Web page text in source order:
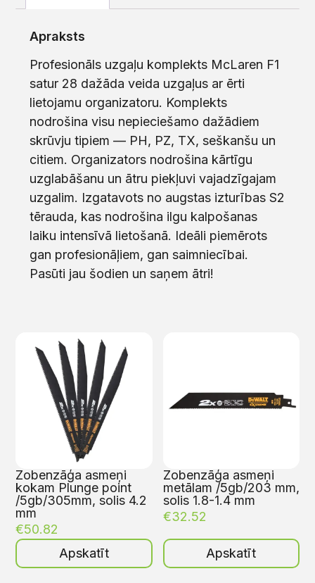
Apraksts
Profesionāls uzgaļu komplekts McLaren F1
satur 28 dažāda veida uzgaļus ar ērti
lietojamu organizatoru. Komplekts
nodrošina visu nepieciešamo dažādiem
skrūvju tipiem — PH, PZ, TX, seškanšu un
citiem. Organizators nodrošina kārtīgu
uzglabāšanu un ātru piekļuvi vajadzīgajam
uzgalim. Izgatavots no augstas izturības S2
tērauda, kas nodrošina ilgu kalpošanas
laiku intensīvā lietošanā. Ideāli piemērots
gan profesionāļiem, gan saimniecībai.
Pasūti jau šodien un saņem ātri!
Zobenzāģa asmeņi
kokam Plunge point
/5gb/305mm, solis 4.2
mm
€50.82
Apskatīt
Zobenzāģa asmeņi
metālam /5gb/203 mm,
solis 1.8-1.4 mm
€32.52
Apskatīt